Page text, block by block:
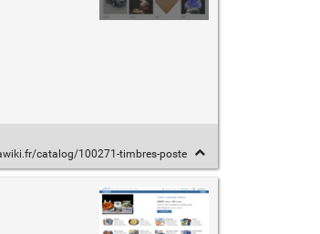
catalog/100271-timbres-poste